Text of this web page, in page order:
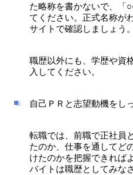
た略称を書かないで、「
てください。正式名称が
サイトで確認しましょう。
職歴以外にも、学歴や資
入してください。
自己ＰＲと志望動機をし
転職では、前職で正社員
たのか、仕事を通してど
けたのかを把握できれば
バイトは職歴としてみな